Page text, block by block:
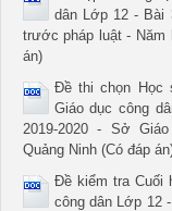
dân Lớp 12 - Bài
trước pháp luật - Năm
án)
Đề thi chọn Học
Giáo dục công
2019-2020 - Sở
Quảng Ninh (Có đáp
Đề kiểm tra Cuối
công dân Lớp 12